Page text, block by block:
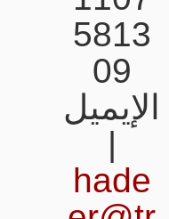
5813
09
الإيميل
|
hade